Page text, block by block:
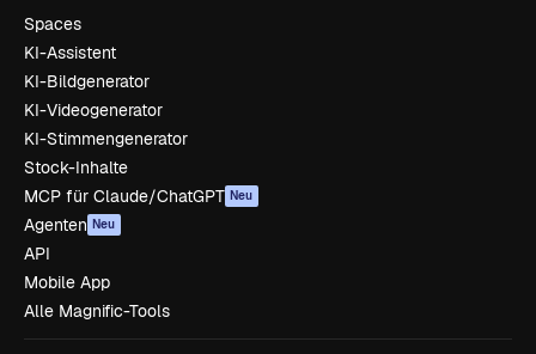
Spaces
KI-Assistent
KI-Bildgenerator
KI-Videogenerator
KI-Stimmengenerator
Stock-Inhalte
MCP für Claude/ChatGPT Neu
Agenten Neu
API
Mobile App
Alle Magnific-Tools